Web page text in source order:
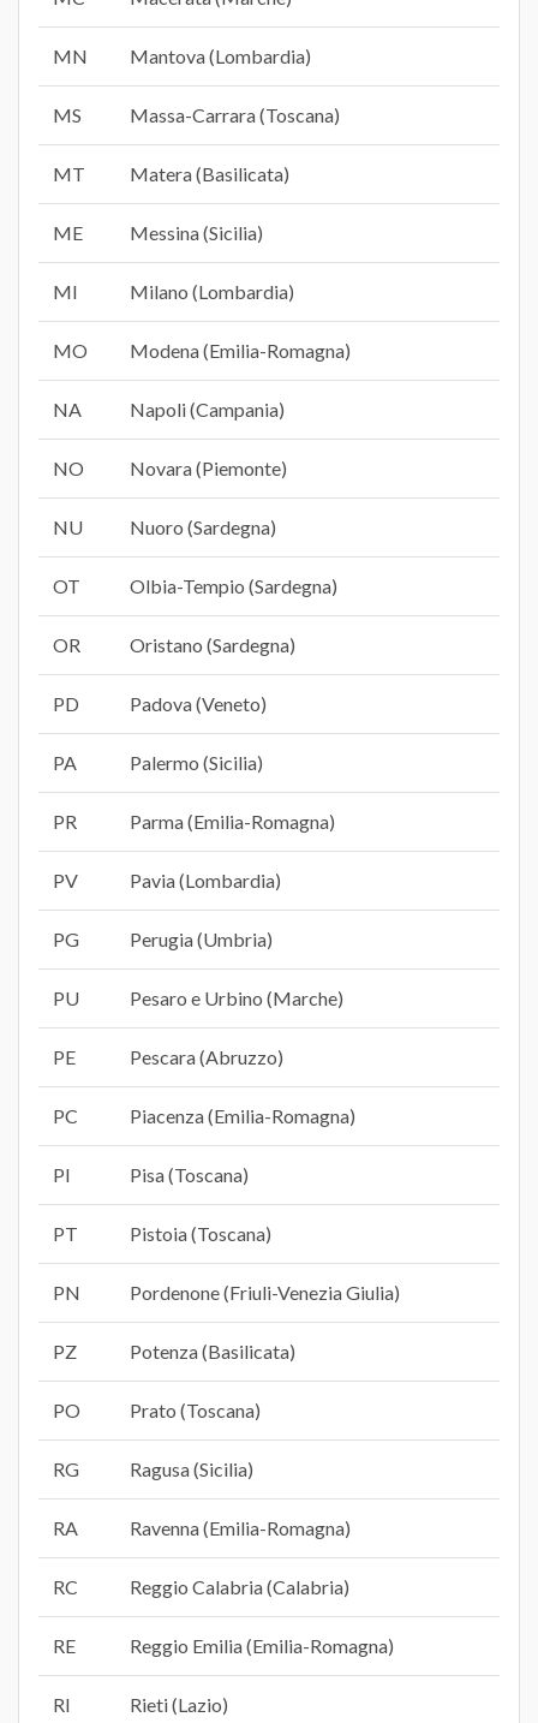
MN Mantova (Lombardia)
MS Massa-Carrara (Toscana)
MT Matera (Basilicata)
ME Messina (Sicilia)
MI Milano (Lombardia)
MO Modena (Emilia-Romagna)
NA Napoli (Campania)
NO Novara (Piemonte)
NU Nuoro (Sardegna)
OT Olbia-Tempio (Sardegna)
OR Oristano (Sardegna)
PD Padova (Veneto)
PA Palermo (Sicilia)
PR Parma (Emilia-Romagna)
PV Pavia (Lombardia)
PG Perugia (Umbria)
PU Pesaro e Urbino (Marche)
PE Pescara (Abruzzo)
PC Piacenza (Emilia-Romagna)
PI Pisa (Toscana)
PT Pistoia (Toscana)
PN Pordenone (Friuli-Venezia Giulia)
PZ Potenza (Basilicata)
PO Prato (Toscana)
RG Ragusa (Sicilia)
RA Ravenna (Emilia-Romagna)
RC Reggio Calabria (Calabria)
RE Reggio Emilia (Emilia-Romagna)
RI Rieti (Lazio)